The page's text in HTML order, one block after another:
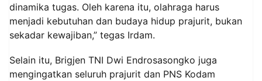
dinamika tugas. Oleh karena itu, olahraga harus
menjadi kebutuhan dan budaya hidup prajurit, bukan
sekadar kewajiban,” tegas Irdam.
Selain itu, Brigjen TNI Dwi Endrosasongko juga
mengingatkan seluruh prajurit dan PNS Kodam